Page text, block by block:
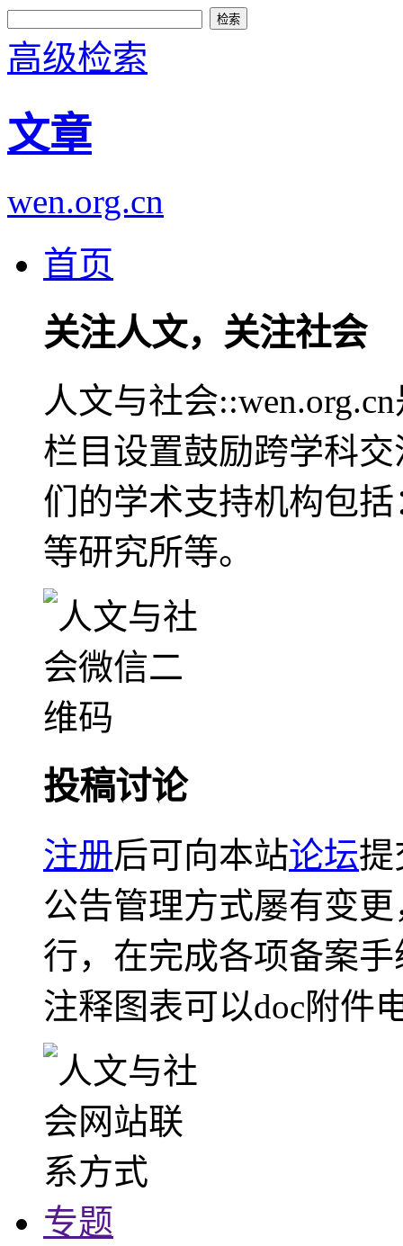
高级检索
文章
wen.org.cn
首页
关注人文，关注社会
人文与社会
栏目设置鼓励跨学科
们的学术支持机构包
等研究所等。
投稿讨论
注册后可向本站论坛提
公告管理方式屡有变
行，在完成各项备案
注释图表可以doc附件
专题